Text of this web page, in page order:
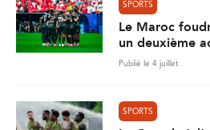
SPORTS
Le Maroc
un deuxième
Publié le 4 juillet
SPORTS